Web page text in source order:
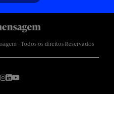
- Todos os direitos Reservados